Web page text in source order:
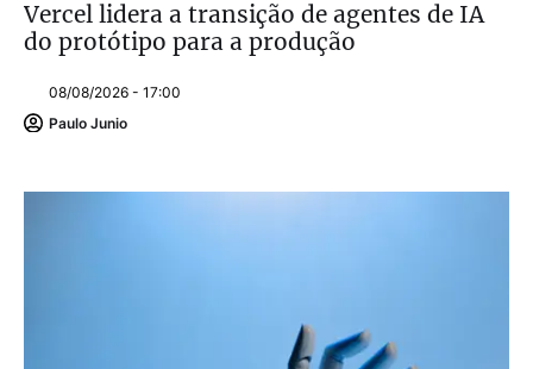
Vercel lidera a transição de agentes de IA
do protótipo para a produção
08/08/2026 - 17:00
Paulo Junio